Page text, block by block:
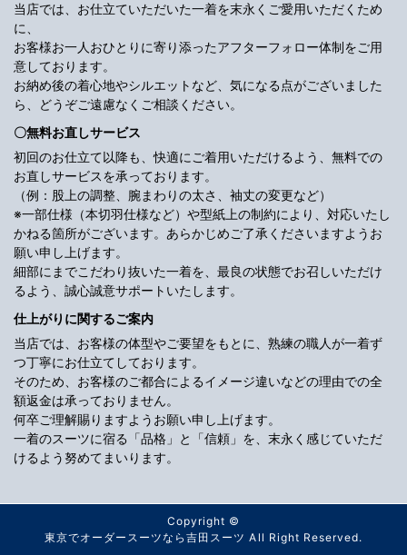
当店では、お仕立ていただいた一着を末永くご愛用いただくため
に、
お客様お一人おひとりに寄り添ったアフターフォロー体制をご用
意しております。
お納め後の着心地やシルエットなど、気になる点がございました
ら、どうぞご遠慮なくご相談ください。
〇無料お直しサービス
初回のお仕立て以降も、快適にご着用いただけるよう、無料での
お直しサービスを承っております。
（例：股上の調整、腕まわりの太さ、袖丈の変更など）
※一部仕様（本切羽仕様など）や型紙上の制約により、対応いたし
かねる箇所がございます。あらかじめご了承くださいますようお
願い申し上げます。
細部にまでこだわり抜いた一着を、最良の状態でお召しいただけ
るよう、誠心誠意サポートいたします。
仕上がりに関するご案内
当店では、お客様の体型やご要望をもとに、熟練の職人が一着ず
つ丁寧にお仕立てしております。
そのため、お客様のご都合によるイメージ違いなどの理由での全
額返金は承っておりません。
何卒ご理解賜りますようお願い申し上げます。
一着のスーツに宿る「品格」と「信頼」を、末永く感じていただ
けるよう努めてまいります。
Copyright ©
東京でオーダースーツなら吉田スーツ All Right Reserved.